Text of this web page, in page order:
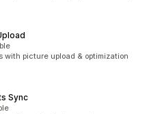
with picture upload & optimization
Sync